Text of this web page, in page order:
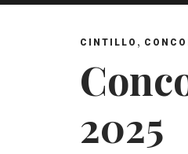
CINTILLO ,
2025